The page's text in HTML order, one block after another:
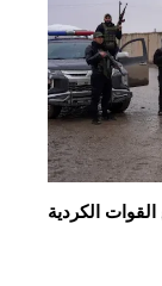
الكردية